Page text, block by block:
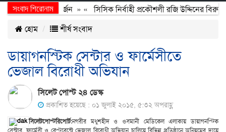
সংবাদ শিরোনাম
বর্জন ও বিসর্জন» « সিসিক নির্বাহী প্রকৌশলী রজি উদ্দিনের
হোম
শীর্ষ সংবাদ
ডায়াগনস্টিক সেন্টার ও ফার্মেসীতে
ভেজাল বিরোধী অভিযান
সিলেট পোস্ট ২৪ ডেস্ক
প্রকাশিত হয়েছে : ০১ জুলাই ২০১৫, ৫:৩২ অপরাহ্ণ
সিলেটপোস্টরিপোর্ট:নগরীর মধুশহীদ ও ওসমানী মেডিকেল এলাকায় ডায়াগনস্টিক
সেন্টার, ফার্মেসী ও রেস্টুরেন্টে ভেজাল বিরোধী অভিযান চালিয়ে বিভিন্ন প্রতিষ্ঠানে অনিয়মের দায়ে